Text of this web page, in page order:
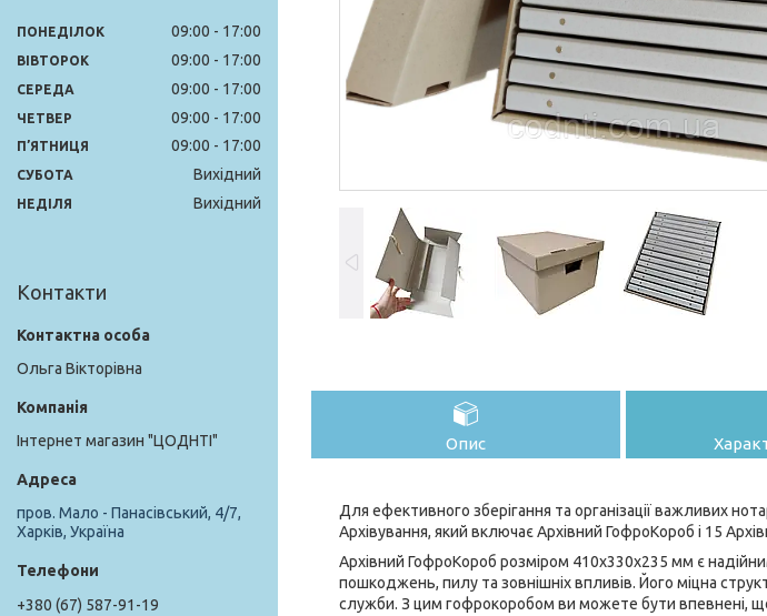
Опис
Для ефективного зберігання та організації важливих
Архівування, який включає Архівний ГофроКороб і 15
Архівний ГофроКороб розміром 410x330x235 мм є
пошкоджень, пилу та зовнішніх впливів. Його міцна
служби. З цим гофрокоробом ви можете бути впевнені,
ПОНЕДІЛОК 09:00 17:00
ВІВТОРОК 09:00 17:00
СЕРЕДА 09:00 17:00
ЧЕТВЕР 09:00 17:00
ПʼЯТНИЦЯ 09:00 17:00
СУБОТА Вихідний
НЕДІЛЯ Вихідний
Контакти
Ольга Вікторівна
Інтернет магазин "ЦОДНТІ"
пров. Мало - Панасівський, 4/7,
Харків, Україна
+380 (67) 587-91-19